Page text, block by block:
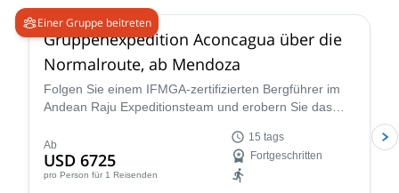
Einer Gruppe beitreten
Gruppenexpedition Aconcagua über die
Normalroute, ab Mendoza
Folgen Sie einem IFMGA-zertifizierten Bergführer im
Andean Raju Expeditionsteam und erobern Sie das
Aconcagua ab Mendoza.
Ab
USD 6725
pro Person für 1 Reisenden
15 tags
Fortgeschritten